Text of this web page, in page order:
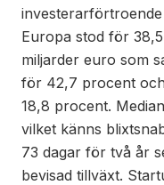
Europa stod för
miljarder euro som
för 42,7 procent
18,8 procent.
vilket känns
73 dagar för två år
bevisad tillväxt.